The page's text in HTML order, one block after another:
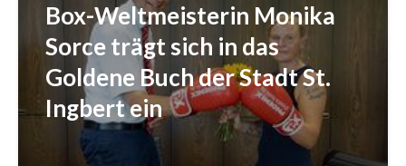
Box-Weltmeisterin Monika
Sorce trägt sich in das
Goldene Buch der Stadt St.
Ingbert ein